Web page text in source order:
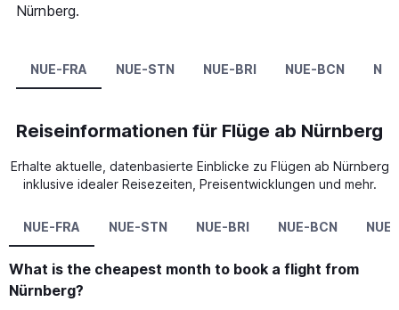
Nürnberg.
NUE-FRA NUE-STN NUE-BRI NUE-BCN
Reiseinformationen für Flüge ab Nürnberg
Erhalte aktuelle, datenbasierte Einblicke zu Flügen ab Nürnberg
inklusive idealer Reisezeiten, Preisentwicklungen und mehr.
NUE-FRA NUE-STN NUE-BRI NUE-BCN
What is the cheapest month to book a flight from
Nürnberg?